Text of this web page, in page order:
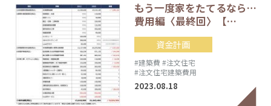
もう一度家をたてるなら…
費用編〈最終回〉【…
資金計画
#建築費 #注文住宅
#注文住宅建築費用
2023.08.18